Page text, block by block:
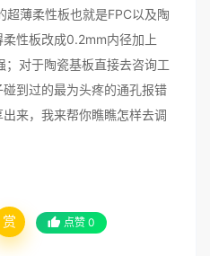
薄柔性板也就是FPC以及陶
性板改成0.2mm内径加上
对于陶瓷基板直接去咨询工
到过的最为头疼的通孔报错
来，我来帮你瞧瞧怎样去调
赏 点赞 0